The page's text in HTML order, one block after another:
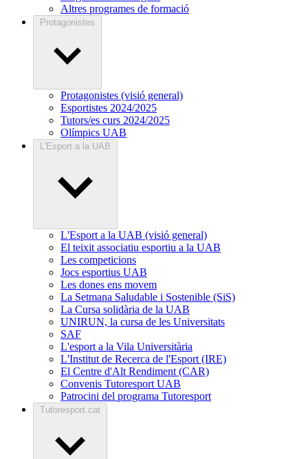
Altres programes de formació
Protagonistes
Protagonistes (visió general)
Esportistes 2024/2025
Tutors/es curs 2024/2025
Olímpics UAB
L'Esport a la UAB
L'Esport a la UAB (visió general)
El teixit associatiu esportiu a la UAB
Les competicions
Jocs esportius UAB
Les dones ens movem
La Setmana Saludable i Sostenible (SiS)
La Cursa solidària de la UAB
UNIRUN, la cursa de les Universitats
SAF
L'esport a la Vila Universitària
L'Institut de Recerca de l'Esport (IRE)
El Centre d'Alt Rendiment (CAR)
Convenis Tutoresport UAB
Patrocini del programa Tutoresport
Tutoresport.cat